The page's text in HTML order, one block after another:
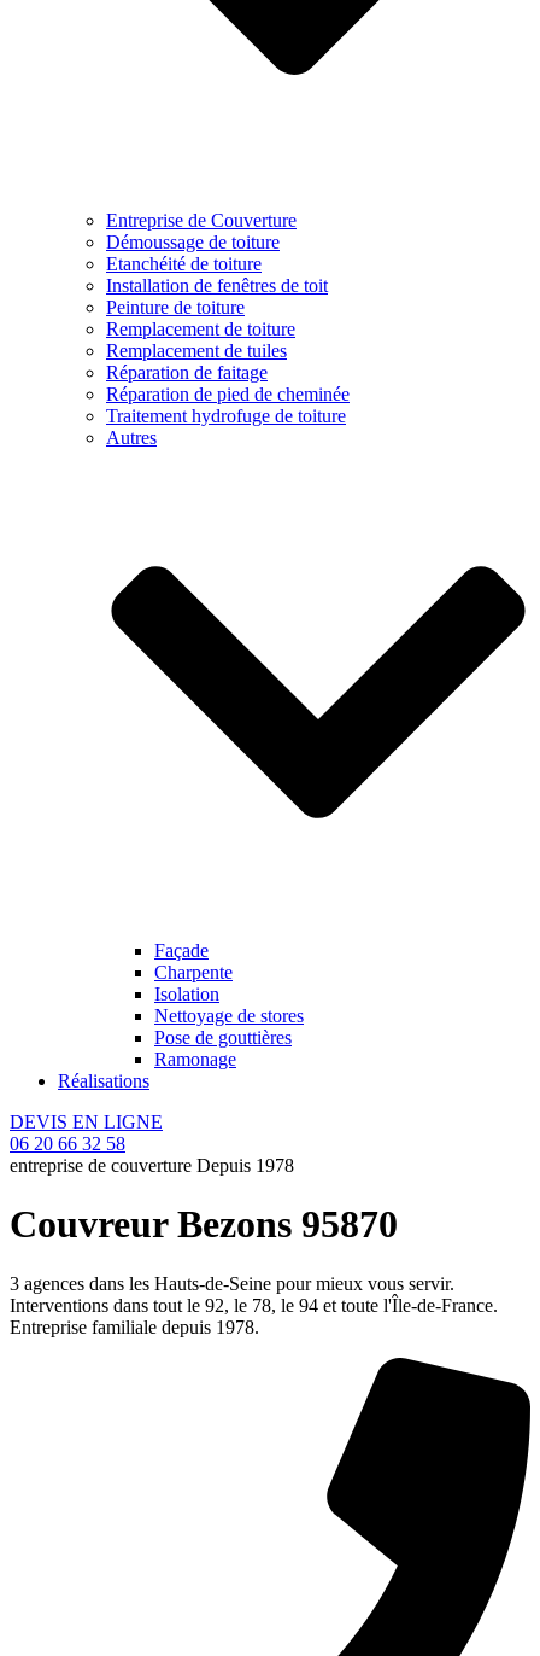
Entreprise de Couverture
Démoussage de toiture
Etanchéité de toiture
Installation de fenêtres de toit
Peinture de toiture
Remplacement de toiture
Remplacement de tuiles
Réparation de faitage
Réparation de pied de cheminée
Traitement hydrofuge de toiture
Autres
Façade
Charpente
Isolation
Nettoyage de stores
Pose de gouttières
Ramonage
Réalisations
DEVIS EN LIGNE
06 20 66 32 58
entreprise de couverture Depuis 1978
Couvreur Bezons 95870
3 agences dans les Hauts-de-Seine pour mieux vous servir.
Interventions dans tout le 92, le 78, le 94 et toute l'Île-de-France.
Entreprise familiale depuis 1978.